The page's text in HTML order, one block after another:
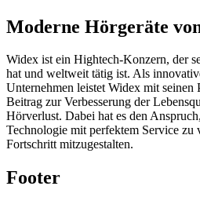
Moderne Hörgeräte
Widex ist ein Hightech-Konzern, der
hat und weltweit tätig ist. Als
Unternehmen leistet Widex mit
Beitrag zur Verbesserung der
Hörverlust. Dabei hat es den
Technologie mit perfektem Service zu
Fortschritt mitzugestalten.
Footer